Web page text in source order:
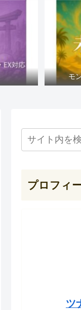
モ
プロフィ
ツ